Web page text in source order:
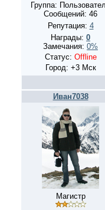
Группа:
Сообщений: 46
Репутация: 4
Награды: 0
Замечания: 0%
Статус: Offline
Город: +3 Мск
Иван7038
Магистр